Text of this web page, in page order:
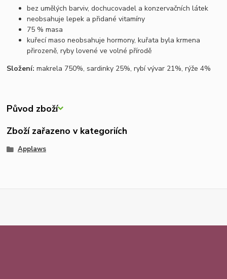
bez umělých barviv, dochucovadel a konzervačních látek
neobsahuje lepek a přidané vitamíny
75 % masa
kuřecí maso neobsahuje hormony, kuřata byla krmena
přirozeně, ryby lovené ve volné přírodě
Složení: makrela 750%, sardinky 25%, rybí vývar 21%, rýže 4%
Původ zboží
Zboží zařazeno v kategoriích
Applaws